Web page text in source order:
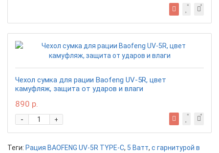
Чехол сумка для рации Baofeng UV-5R, цвет
камуфляж, защита от ударов и влаги
890 р.
+
-
Теги: Рация BAOFENG UV-5R TYPE-C, 5 Ватт, с гарнитурой в